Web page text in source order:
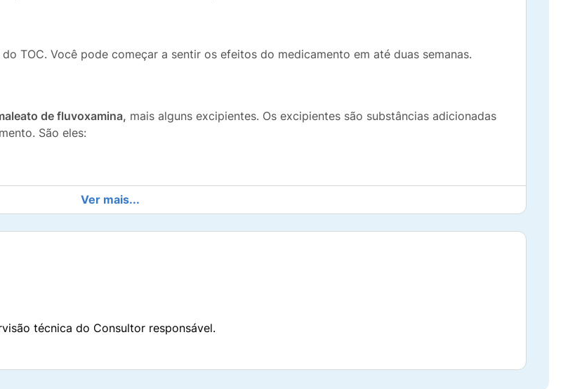
TOC. Você pode começar a sentir os efeitos do medicamento em até duas semanas.
de fluvoxamina, mais alguns excipientes. Os excipientes são substâncias adicionadas
São eles:
Ver mais...
técnica do Consultor responsável.